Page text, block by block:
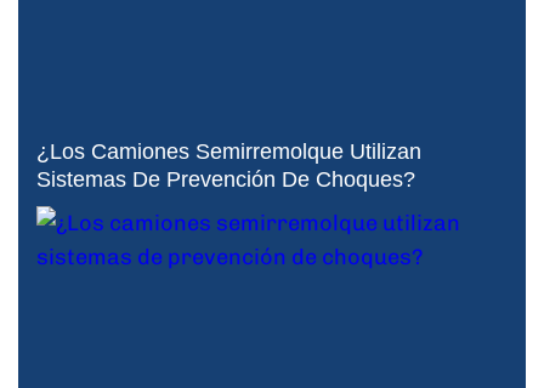
¿Los Camiones Semirremolque Utilizan
Sistemas De Prevención De Choques?